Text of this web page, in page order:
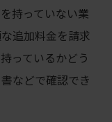
持っていない業
追加料金を請求
っているかどう
などで確認でき